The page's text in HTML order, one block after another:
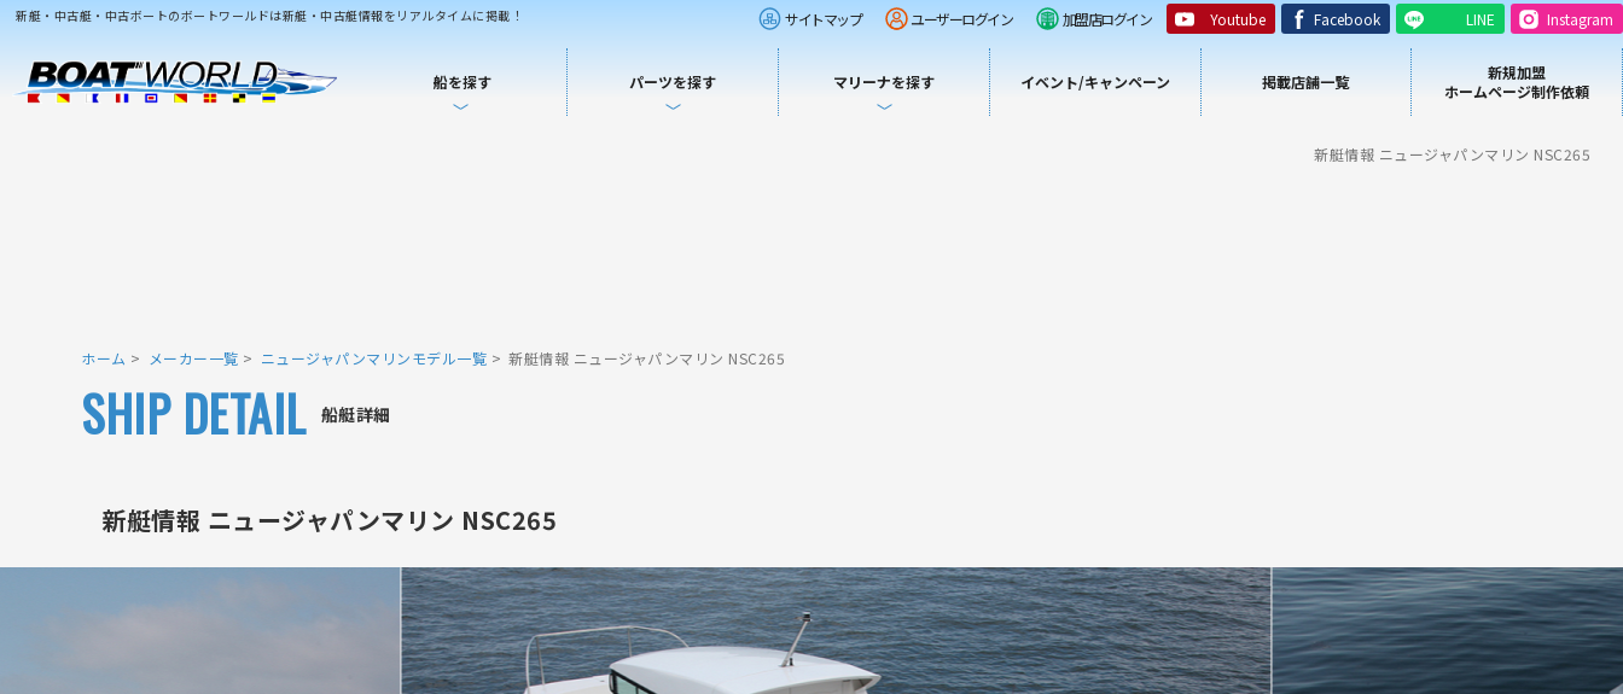
新艇・中古艇・中古ボートのボートワールドは新艇・中古艇情報をリアルタイムに掲載！ サイトマップ ユーザーログイン 加盟店ログイン Youtube Facebook LINE Instagram
船を探す パーツを探す マリーナを探す イベント/キャンペーン 掲載店舗一覧
新規加盟
ホームページ制作依頼
新艇情報 ニュージャパンマリン NSC265
ホーム メーカー一覧 ニュージャパンマリンモデル一覧 新艇情報 ニュージャパンマリン NSC265
船艇詳細
SHIP DETAIL
新艇情報 ニュージャパンマリン NSC265